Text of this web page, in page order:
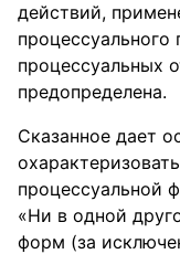
действий,
процессуального
процессуальных
предопределена.
Сказанное дает
процессуальной
«Ни в одной
форм (за